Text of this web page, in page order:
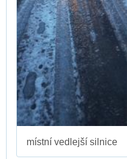
místní vedlejší silnice